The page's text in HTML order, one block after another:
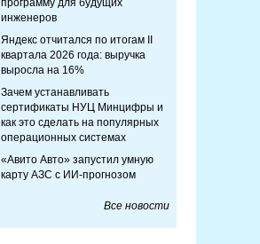
программу для будущих
инженеров
Яндекс отчитался по итогам II
квартала 2026 года: выручка
выросла на 16%
Зачем устанавливать
сертификаты НУЦ Минцифры и
как это сделать на популярных
операционных системах
«Авито Авто» запустил умную
карту АЗС с ИИ-прогнозом
Все новости